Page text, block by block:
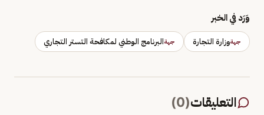
وَرَد في الخبر
جهةوزارة التجارة جهةالبرنامج الوطني لمكافحة التستر التجاري
التعليقات(
0
)